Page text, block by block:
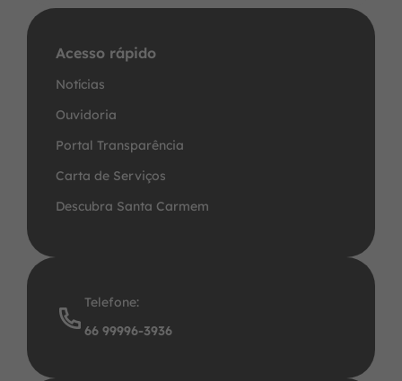
Rede
Social
Instagram
Rede
Social
Rede
Acesso rápido
Notícias
Ouvidoria
Portal Transparência
Carta de Serviços
Descubra Santa Carmem
Telefone:
66 99996-3936